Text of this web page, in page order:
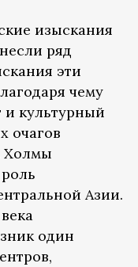
изыскания
ряд
эти
чему
и культурный
очагов
Холмы
Азии.
один